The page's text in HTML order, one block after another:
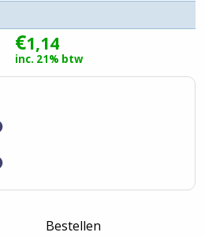
€1,14
inc. 21% btw
Bestellen